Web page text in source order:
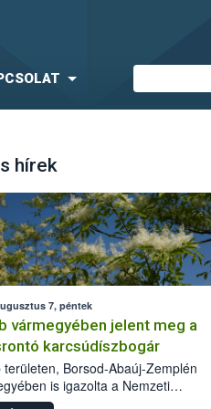
hírek
7, péntek
vármegyében jelent meg a
karcsúdíszbogár
területen, Borsod-Abaúj-Zemplén
is igazolta a Nemzeti
biztonsági Hivatal (Nébih) a